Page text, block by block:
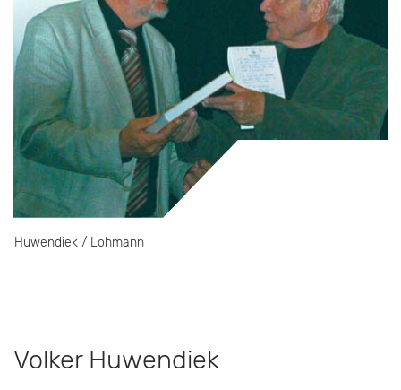
Huwendiek / Lohmann
Volker Huwendiek